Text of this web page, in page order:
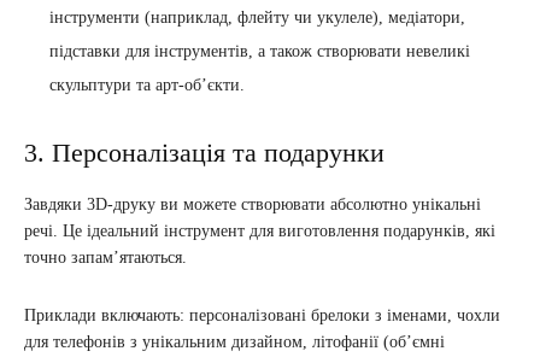
інструменти (наприклад, флейту чи укулеле), медіатори,
підставки для інструментів, а також створювати невеликі
скульптури та арт-об’єкти.
3. Персоналізація та подарунки
Завдяки 3D-друку ви можете створювати абсолютно унікальні
речі. Це ідеальний інструмент для виготовлення подарунків, які
точно запам’ятаються.
Приклади включають: персоналізовані брелоки з іменами, чохли
для телефонів з унікальним дизайном, літофанії (об’ємні